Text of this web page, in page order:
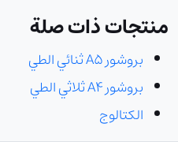
منتجات ذات صلة
بروشور A5 ثنائي الطي
بروشور A4 ثلاثي الطي
الكتالوج